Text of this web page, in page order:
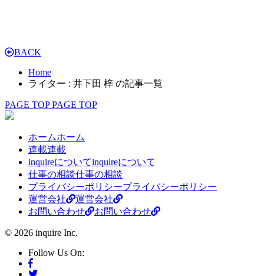
BACK
Home
ライター : 井下田 梓 の記事一覧
PAGE TOP PAGE TOP
ホームホーム
連載連載
inquireについてinquireについて
仕事の相談仕事の相談
プライバシーポリシープライバシーポリシー
運営会社
運営会社
お問い合わせ
お問い合わせ
© 2026 inquire Inc.
Follow Us On: